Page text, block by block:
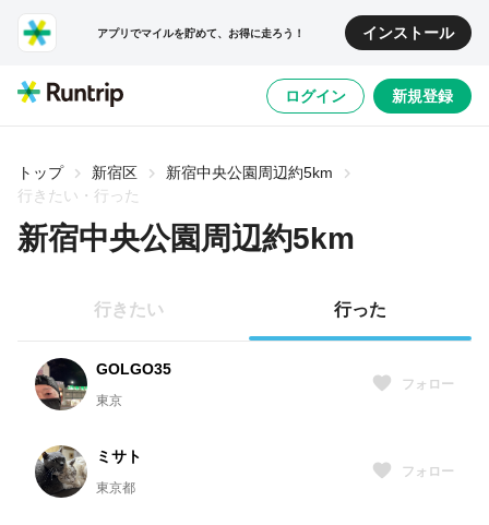
アプリでマイルを貯めて、お得に走ろう！ インストール
ログイン 新規登録
トップ 新宿区
新宿中央公園周辺約5km
行きたい・行った
新宿中央公園周辺約5km
行きたい 行った
GOLGO35
東京
フォロー
ミサト
東京都
フォロー